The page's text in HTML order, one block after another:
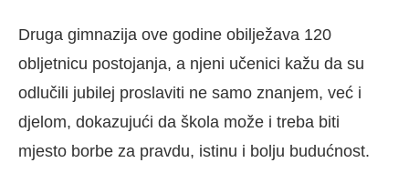
Druga gimnazija ove godine obilježava 120
obljetnicu postojanja, a njeni učenici kažu da su
odlučili jubilej proslaviti ne samo znanjem, već i
djelom, dokazujući da škola može i treba biti
mjesto borbe za pravdu, istinu i bolju budućnost.